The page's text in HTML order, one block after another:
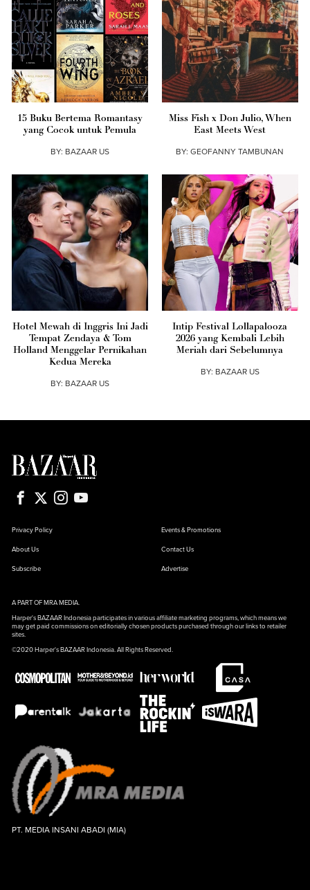
15 Buku Bertema Romantasy
yang Cocok untuk Pemula
BY: BAZAAR US
Miss Fish x Don Julio, When
East Meets West
BY:GEOFANNY TAMBUNAN
Hotel Mewah di Inggris Ini Jadi
Tempat Zendaya & Tom
Holland Menggelar Pernikahan
Kedua Mereka
BY: BAZAAR US
Intip Festival Lollapalooza
2026 yang Kembali Lebih
Meriah dari Sebelumnya
BY: BAZAAR US
Privacy Policy Events & Promotions
About Us Contact Us
Subscribe Advertise
A PART OF MRA MEDIA.
Harper's BAZAAR Indonesia participates in various affiliate marketing programs, which means we
may get paid commissions on editorially chosen products purchased through our links to retailer
sites.
©2020 Harper's BAZAAR Indonesia. All Rights Reserved.
PT. MEDIA INSANI ABADI (MIA)